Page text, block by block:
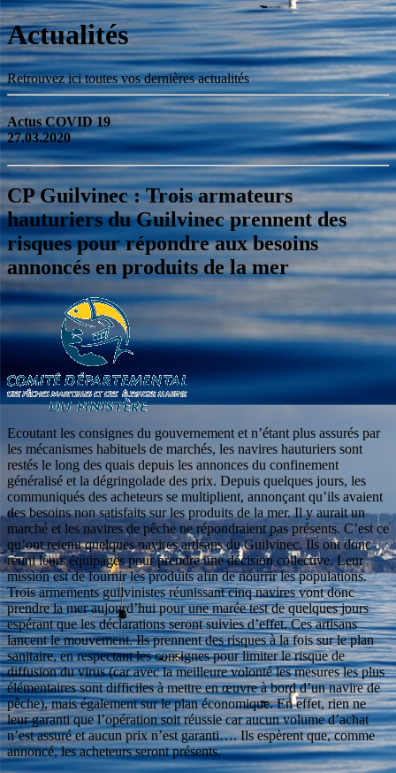
Actualités
Retrouvez ici toutes vos dernières actualités
Actus COVID 19
27.03.2020
CP Guilvinec : Trois armateurs
hauturiers du Guilvinec prennent des
risques pour répondre aux besoins
annoncés en produits de la mer
Ecoutant les consignes du gouvernement et n’étant plus assurés par
les mécanismes habituels de marchés, les navires hauturiers sont
restés le long des quais depuis les annonces du confinement
généralisé et la dégringolade des prix. Depuis quelques jours, les
communiqués des acheteurs se multiplient, annonçant qu’ils avaient
des besoins non satisfaits sur les produits de la mer. Il y aurait un
marché et les navires de pêche ne répondraient pas présents. C’est ce
qu’ont retenu quelques navires artisans du Guilvinec. Ils ont donc
réuni leurs équipages pour prendre une décision collective. Leur
mission est de fournir les produits afin de nourrir les populations.
Trois armements guilvinistes réunissant cinq navires vont donc
prendre la mer aujourd’hui pour une marée test de quelques jours
espérant que les déclarations seront suivies d’effet. Ces artisans
lancent le mouvement. Ils prennent des risques à la fois sur le plan
sanitaire, en respectant les consignes pour limiter le risque de
diffusion du virus (car avec la meilleure volonté les mesures les plus
élémentaires sont difficiles à mettre en œuvre à bord d’un navire de
pêche), mais également sur le plan économique. En effet, rien ne
leur garanti que l’opération soit réussie car aucun volume d’achat
n’est assuré et aucun prix n’est garanti…. Ils espèrent que, comme
annoncé, les acheteurs seront présents.